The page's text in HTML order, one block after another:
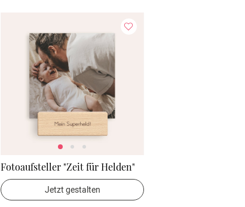
Fotoaufsteller "Zeit für Helden"
Jetzt gestalten